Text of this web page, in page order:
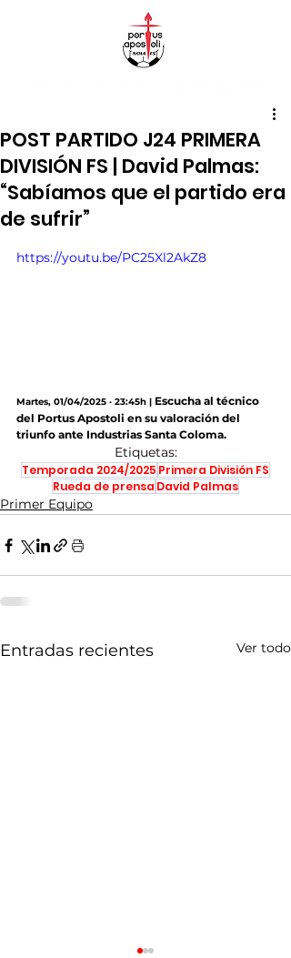
POST PARTIDO J24 PRIMERA
DIVISIÓN FS | David Palmas:
“Sabíamos que el partido era
de sufrir”
https://youtu.be/PC25Xl2AkZ8
Martes, 01/04/2025 · 23:45h | Escucha al técnico
del Portus Apostoli en su valoración del
triunfo ante Industrias Santa Coloma.
Etiquetas:
Temporada 2024/2025 Primera División FS
Rueda de prensa David Palmas
Primer Equipo
Entradas recientes Ver todo